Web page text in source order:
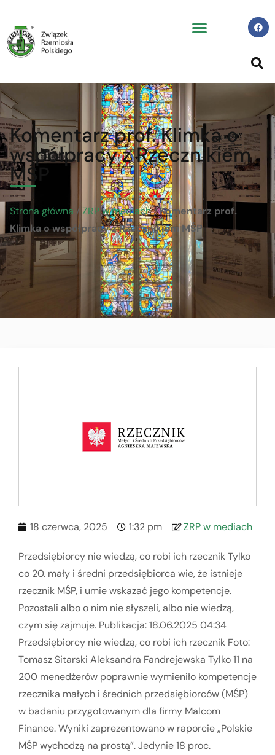
Komentarz prof. Klimka o
współpracy z Rzecznikiem
MŚP
Strona główna / ZRP w mediach/Komentarz prof.
Klimka o współpracy z Rzecznikiem MŚP
18 czerwca, 2025 1:32 pm ZRP w mediach
Przedsiębiorcy nie wiedzą, co robi ich rzecznik Tylko
co 20. mały i średni przedsiębiorca wie, że istnieje
rzecznik MŚP, i umie wskazać jego kompetencje.
Pozostali albo o nim nie słyszeli, albo nie wiedzą,
czym się zajmuje. Publikacja: 18.06.2025 04:34
Przedsiębiorcy nie wiedzą, co robi ich rzecznik Foto:
Tomasz Sitarski Aleksandra Fandrejewska Tylko 11 na
200 menedżerów poprawnie wymieniło kompetencje
rzecznika małych i średnich przedsiębiorców (MŚP)
w badaniu przygotowanym dla firmy Malcom
Finance. Wyniki zaprezentowano w raporcie „Polskie
MŚP wychodzą na prostą”. Jedynie 18 proc.